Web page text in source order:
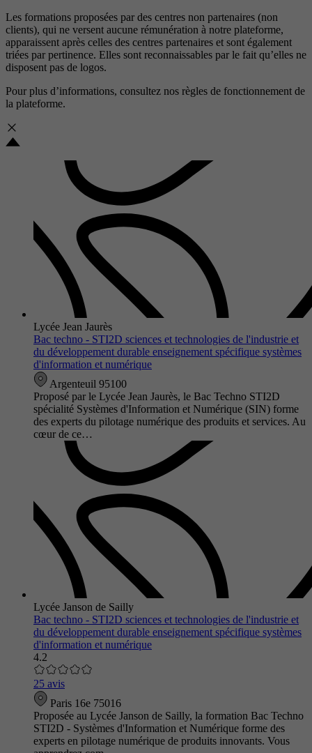
Les formations proposées par des centres non partenaires (non
clients), qui ne versent aucune rémunération à notre plateforme,
apparaissent après celles des centres partenaires et sont également
triées par pertinence. Elles sont reconnaissables par le fait qu’elles ne
disposent pas de logos.
Pour plus d’informations, consultez nos règles de fonctionnement de
la plateforme.
Lycée Jean Jaurès
Bac techno - STI2D sciences et technologies de l'industrie et
du développement durable enseignement spécifique systèmes
d'information et numérique
Argenteuil 95100
Proposé par le Lycée Jean Jaurès, le Bac Techno STI2D
spécialité Systèmes d'Information et Numérique (SIN) forme
des experts du pilotage numérique des produits et services. Au
cœur de ce…
Lycée Janson de Sailly
Bac techno - STI2D sciences et technologies de l'industrie et
du développement durable enseignement spécifique systèmes
d'information et numérique
4.2
25 avis
Paris 16e 75016
Proposée au Lycée Janson de Sailly, la formation Bac Techno
STI2D - Systèmes d'Information et Numérique forme des
experts en pilotage numérique de produits innovants. Vous